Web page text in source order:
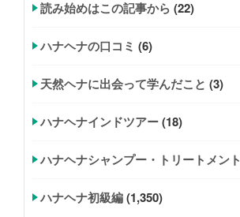
読み始めはこの記事から (22)
ハナヘナの口コミ (6)
天然ヘナに出会って学んだこと (3)
ハナヘナインドツアー(18)
ハナヘナシャンプー・トリートメント
ハナヘナ初級編(1,350)